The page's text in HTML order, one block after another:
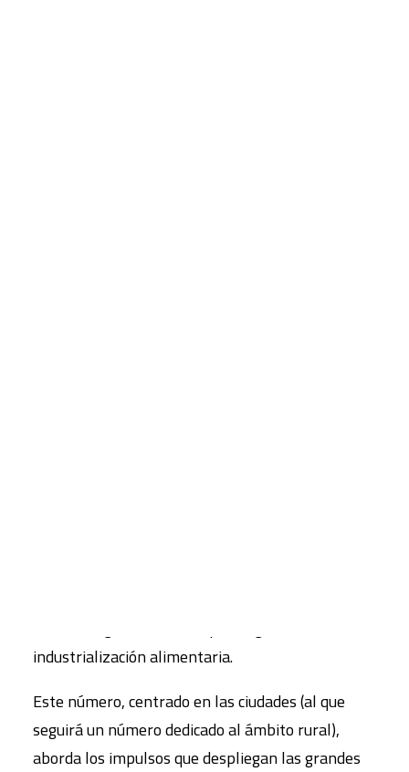
industrialización alimentaria.
Este número, centrado en las ciudades (al que
seguirá un número dedicado al ámbito rural),
aborda los impulsos que despliegan las grandes